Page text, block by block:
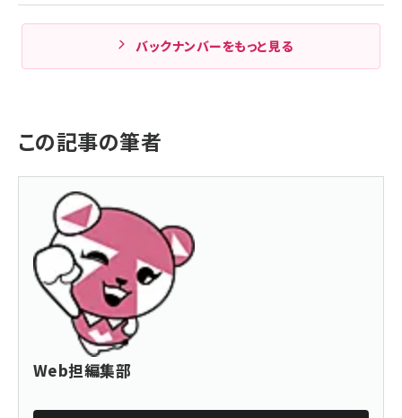
バックナンバーをもっと見る
この記事の筆者
Web担編集部